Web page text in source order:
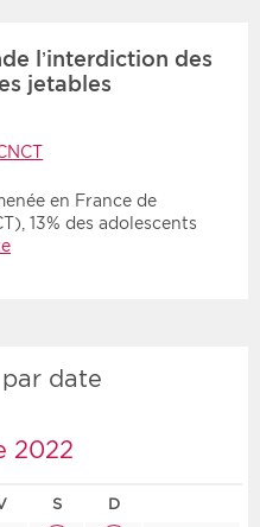
l’interdiction des
jetables
en France de
13% des adolescents
date
2022
S D